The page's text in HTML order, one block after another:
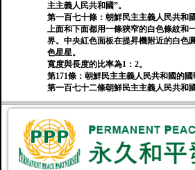
主主義人民共和國”。
第一百七十條：朝鮮民主主義人民共和
上面和下面都用一條狹窄的白色條紋和
界。中央紅色面板在提昇機附近的白色
色星星。
寬度與長度的比率為1：2。
第171條：朝鮮民主主義人民共和國的國
第一百七十二條朝鮮民主主義人民共和